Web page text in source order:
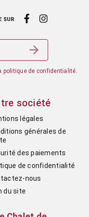
politique de confidentialité.
SUR
société
légales
générales de
des paiements
de confidentialité
nous
du site